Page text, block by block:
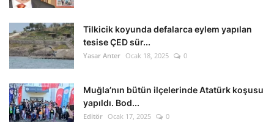
Tilkicik koyunda defalarca eylem yapılan
tesise ÇED sür...
Yasar Anter Ocak 18, 2025 0
Muğla’nın bütün ilçelerinde Atatürk koşusu
yapıldı. Bod...
Editör Ocak 17, 2025 0